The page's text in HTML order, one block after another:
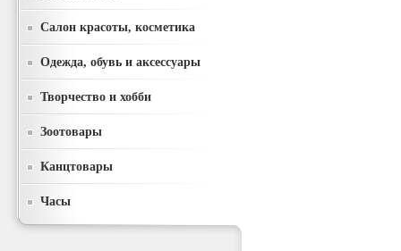
Салон красоты, косметика
Одежда, обувь и аксессуары
Творчество и хобби
Зоотовары
Канцтовары
Часы